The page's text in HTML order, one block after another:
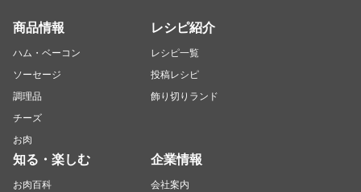
商品情報
ハム・ベーコン
ソーセージ
調理品
チーズ
お肉
レシピ紹介
レシピ一覧
投稿レシピ
飾り切りランド
知る・楽しむ
お肉百科
企業情報
会社案内